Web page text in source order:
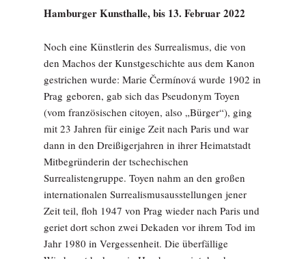
Hamburger Kunsthalle, bis 13. Februar 2022
Noch eine Künstlerin des Surrealismus, die von
den Machos der Kunstgeschichte aus dem Kanon
gestrichen wurde: Marie Čermínová wurde 1902 in
Prag geboren, gab sich das Pseudonym Toyen
(vom französischen citoyen, also „Bürger“), ging
mit 23 Jahren für einige Zeit nach Paris und war
dann in den Dreißigerjahren in ihrer Heimatstadt
Mitbegründerin der tschechischen
Surrealistengruppe. Toyen nahm an den großen
internationalen Surrealismusausstellungen jener
Zeit teil, floh 1947 von Prag wieder nach Paris und
geriet dort schon zwei Dekaden vor ihrem Tod im
Jahr 1980 in Vergessenheit. Die überfällige